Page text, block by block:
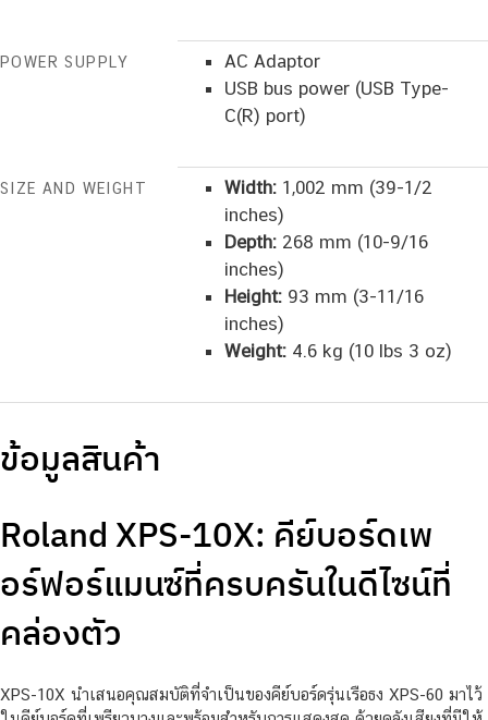
POWER SUPPLY
AC Adaptor
USB bus power (USB Type-
C(R) port)
SIZE AND WEIGHT Width:1,002 mm (39-1/2
inches)
Depth:268 mm (10-9/16
inches)
Height:93 mm (3-11/16
inches)
Weight:4.6 kg (10 lbs 3 oz)
ข้อมูลสินค้า
Roland XPS-10X: คีย์บอร์ดเพ
อร์ฟอร์แมนซ์ที่ครบครันในดีไซน์ที่
คล่องตัว
XPS-10X นำเสนอคุณสมบัติที่จำเป็นของคีย์บอร์ดรุ่นเรือธง XPS-60 มาไว้